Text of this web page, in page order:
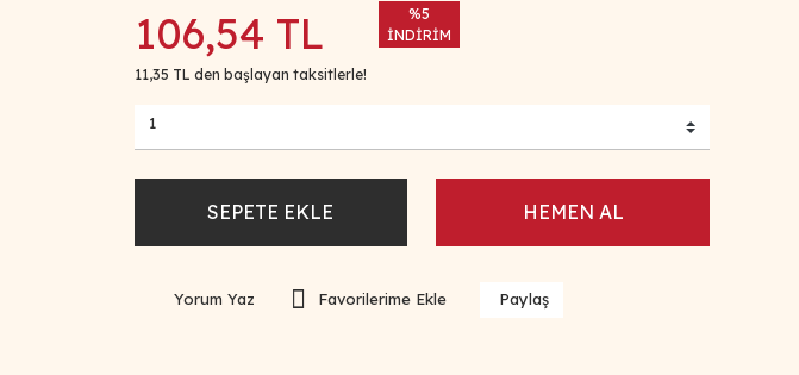
106,54 TL
11,35 TL den başlayan taksitlerle!
%5
İNDİRİM
SEPETE EKLE HEMEN AL
Yorum Yaz Paylaş